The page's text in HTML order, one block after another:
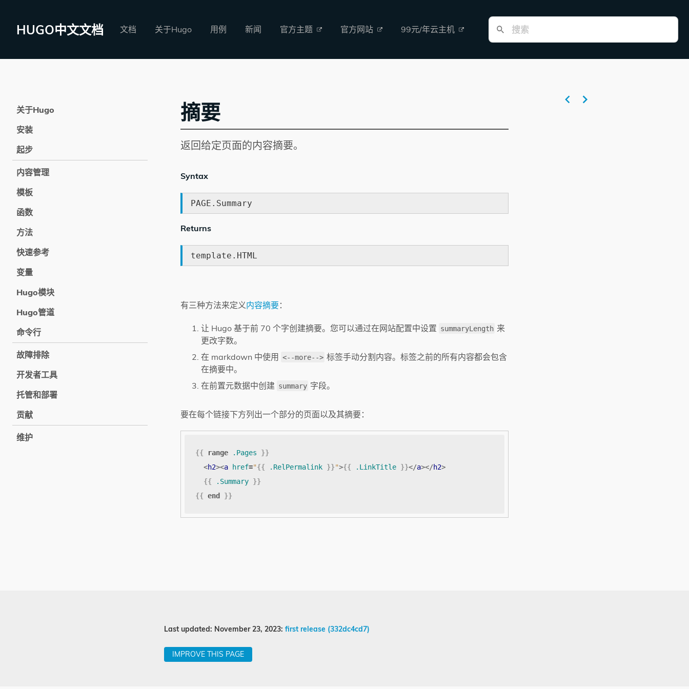
HUGO中文文档 文档 关于Hugo 用例 新闻 官方主题 官方网站 99元/年云主机
关于Hugo
安装
起步
内容管理
模板
函数
方法
快速参考
变量
Hugo模块
Hugo管道
命令行
故障排除
开发者工具
托管和部署
贡献
维护
摘要
返回给定页面的内容摘要。
Syntax
PAGE.Summary
Returns
template.HTML
有三种方法来定义内容摘要：
让 Hugo 基于前 70 个字创建摘要。您可以通过在网站配置中设置 summaryLength 来
更改字数。
在 markdown 中使用 <--more--> 标签手动分割内容。标签之前的所有内容都会包含
在摘要中。
在前置元数据中创建 summary 字段。
要在每个链接下方列出一个部分的页面以及其摘要：
{{ range .Pages
}}
<h2><a href="{{ .RelPermalink }}">{{ .LinkTitle }}</a></h2>
{{
.Summary }}
{{ end }}
Last updated: November 23, 2023: first release (332dc4cd7)
IMPROVE THIS PAGE